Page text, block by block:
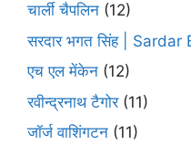
चार्ली चैपलिन (12)
सरदार भगत सिंह |
एच एल मेंकेन (12)
रवीन्द्रनाथ टैगोर(11)
जॉर्ज वाशिंगटन (11)